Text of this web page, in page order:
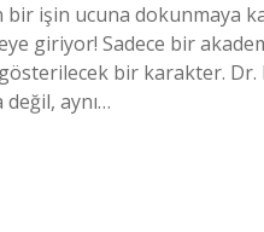
işin ucuna dokunmaya
giriyor! Sadece bir
bir karakter. Dr.
değil, aynı…